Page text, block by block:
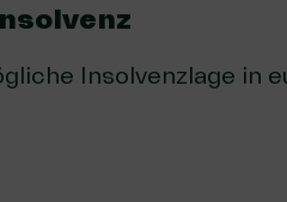
Insolvenzlage in